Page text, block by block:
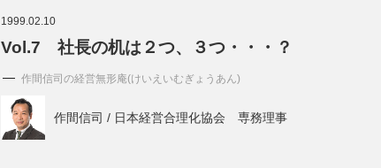
1999.02.10
Vol.7 社長の机は２つ、３つ・・・？
作間信司の経営無形庵(けいえいむぎょうあん)
作間信司 / 日本経営合理化協会 専務理事